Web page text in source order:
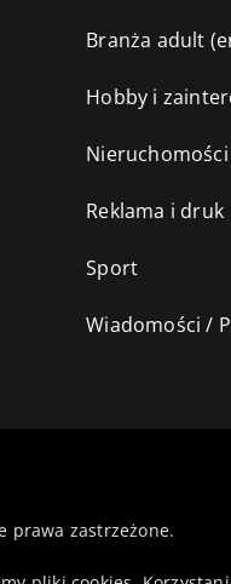
Branża adult
Hobby i
Nieruchomości
Reklama i druk
Sport
Wiadomości /
prawa zastrzeżone.